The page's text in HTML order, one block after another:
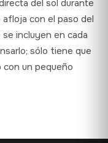
del sol durante
con el paso del
incluyen en cada
sólo tiene que
un pequeño